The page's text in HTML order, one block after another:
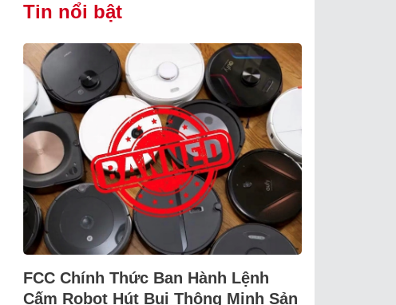
Tin nổi bật
FCC Chính Thức Ban Hành Lệnh
Cấm Robot Hút Bụi Thông Minh Sản